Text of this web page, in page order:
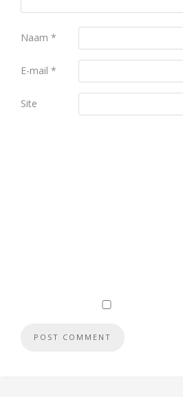
Naam *
E-mail *
Site